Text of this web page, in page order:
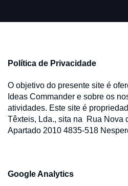
Política de Privacidade
O objetivo do presente site é
Ideas Commander e sobre os
atividades. Este site é
Têxteis, Lda., sita na Rua Nova
Apartado 2010 4835-518
Google Analytics